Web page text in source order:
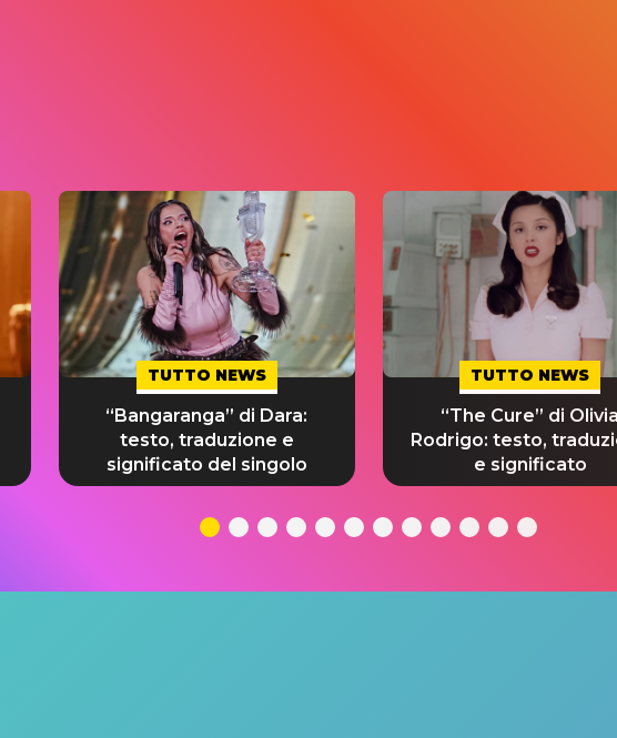
TUTTO NEWS
“Bangaranga” di Dara:
testo, traduzione e
significato del singolo
TUTTO NEWS
“The Cure” di Olivia
Rodrigo: testo,
e significato